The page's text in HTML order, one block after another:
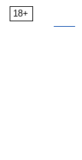
18+